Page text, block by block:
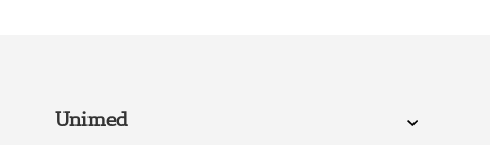
Unimed